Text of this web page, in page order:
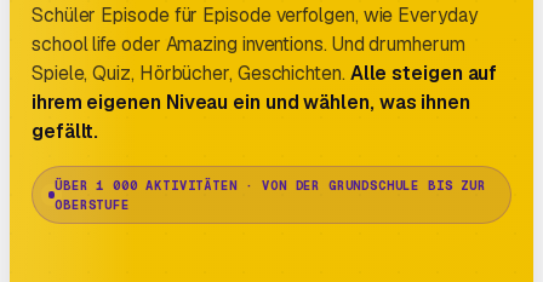
Schüler Episode für Episode verfolgen, wie Everyday
school life oder Amazing inventions. Und drumherum
Spiele, Quiz, Hörbücher, Geschichten. Alle steigen auf
ihrem eigenen Niveau ein und wählen, was ihnen
gefällt.
ÜBER 1 000 AKTIVITÄTEN · VON DER GRUNDSCHULE BIS ZUR
OBERSTUFE